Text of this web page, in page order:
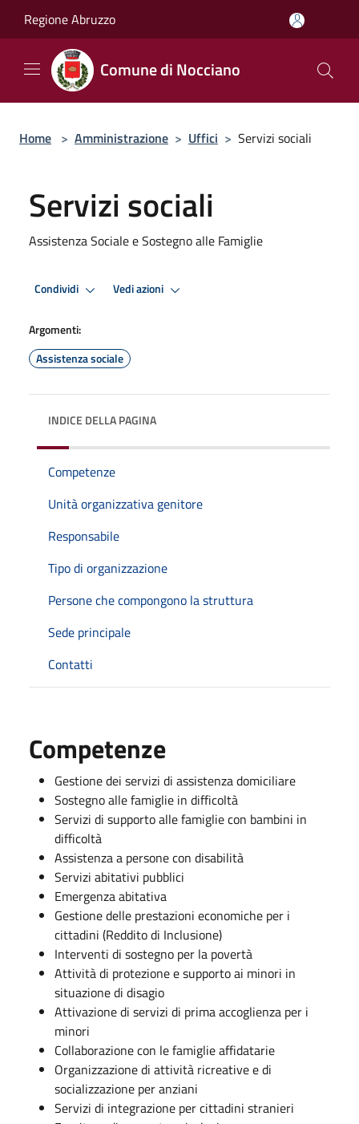
Regione Abruzzo
Comune di Nocciano
Home > Amministrazione > Uffici > Servizi sociali
Servizi sociali
Assistenza Sociale e Sostegno alle Famiglie
Condividi Vedi azioni
Argomenti:
Assistenza sociale
INDICE DELLA PAGINA
Competenze
Unità organizzativa genitore
Responsabile
Tipo di organizzazione
Persone che compongono la struttura
Sede principale
Contatti
Competenze
Gestione dei servizi di assistenza domiciliare
Sostegno alle famiglie in difficoltà
Servizi di supporto alle famiglie con bambini in
difficoltà
Assistenza a persone con disabilità
Servizi abitativi pubblici
Emergenza abitativa
Gestione delle prestazioni economiche per i
cittadini (Reddito di Inclusione)
Interventi di sostegno per la povertà
Attività di protezione e supporto ai minori in
situazione di disagio
Attivazione di servizi di prima accoglienza per i
minori
Collaborazione con le famiglie affidatarie
Organizzazione di attività ricreative e di
socializzazione per anziani
Servizi di integrazione per cittadini stranieri